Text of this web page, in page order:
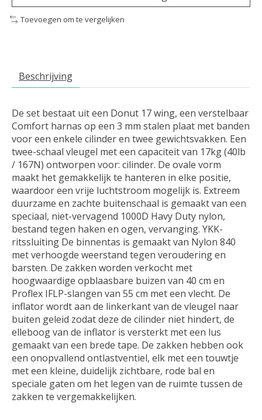
Toevoegen om te vergelijken
Beschrijving
De set bestaat uit een Donut 17 wing, een verstelbaar
Comfort harnas op een 3 mm stalen plaat met banden
voor een enkele cilinder en twee gewichtsvakken. Een
twee-schaal vleugel met een capaciteit van 17kg (40lb
/ 167N) ontworpen voor: cilinder. De ovale vorm
maakt het gemakkelijk te hanteren in elke positie,
waardoor een vrije luchtstroom mogelijk is. Extreem
duurzame en zachte buitenschaal is gemaakt van een
speciaal, niet-vervagend 1000D Havy Duty nylon,
bestand tegen haken en ogen, vervanging. YKK-
ritssluiting De binnentas is gemaakt van Nylon 840
met verhoogde weerstand tegen veroudering en
barsten. De zakken worden verkocht met
hoogwaardige opblaasbare buizen van 40 cm en
Proflex IFLP-slangen van 55 cm met een vlecht. De
inflator wordt aan de linkerkant van de vleugel naar
buiten geleid zodat deze de cilinder niet hindert, de
elleboog van de inflator is versterkt met een lus
gemaakt van een brede tape. De zakken hebben ook
een onopvallend ontlastventiel, elk met een touwtje
met een kleine, duidelijk zichtbare, rode bal en
speciale gaten om het legen van de ruimte tussen de
zakken te vergemakkelijken.